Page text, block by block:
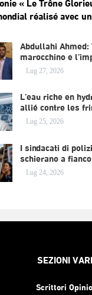
« Le Trône
réalisé avec
Abdullahi
marocchino e
Lug 27, 2026
L’eau riche en
allié contre les
Lug 25, 2026
I sindacati di
schierano a
Lug 24, 2026
SEZIONI
Scrittori